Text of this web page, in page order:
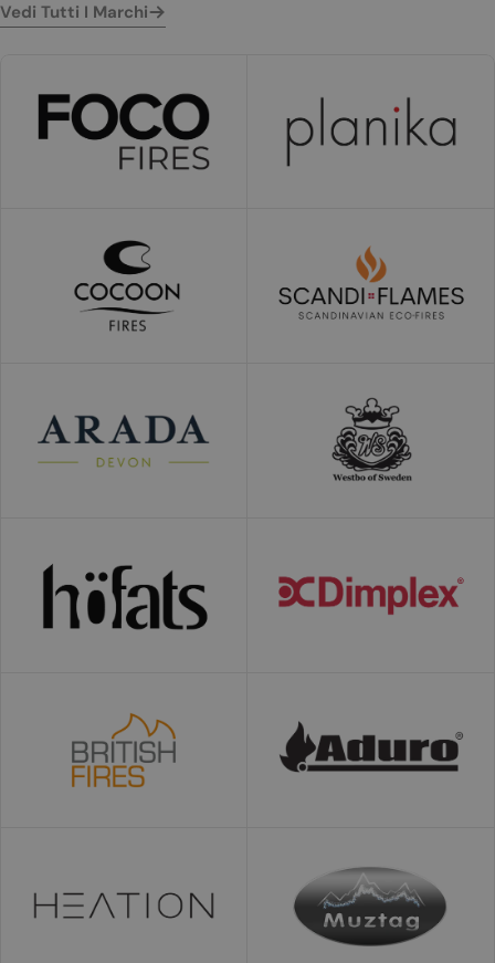
Vedi Tutti I Marchi